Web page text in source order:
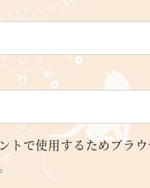
トで使用するためブラ